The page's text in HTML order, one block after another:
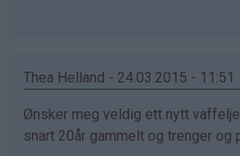
Thea Helland - 24.03.2015 - 11:51
Ønsker meg veldig ett nytt
snart 20år gammelt og trenger og